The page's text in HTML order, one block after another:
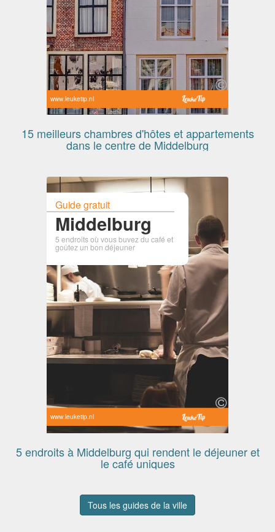
www.leuketip.nl
15 meilleurs chambres d'hôtes et appartements
dans le centre de Middelburg
Guide gratuit
Middelburg
5 endroits où vous buvez du café et
goûtez un bon déjeuner
www.leuketip.nl
5 endroits à Middelburg qui rendent le déjeuner et
le café uniques
Tous les guides de la ville